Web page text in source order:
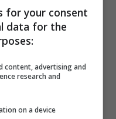
senso. Ecco il
è una mano
dall’alto, dove
di un fanciullo
accolta,
che sembra
for your consent
data for the
content, advertising and
research and
on a device